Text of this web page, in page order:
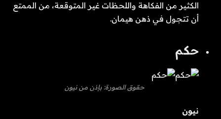
الكثير من الفكاهة واللحظات غير المتوقعة، من الممتع
أن تتجول في ذهن هيمان.
حكم
حقوق الصورة: بإذن من نيون
نيون